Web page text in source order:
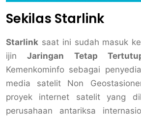
Sekilas Starlink
Starlink saat ini sudah masuk
ijinJaringan Tetap
Kemenkominfo sebagai
media satelit Non
proyek internet satelit yang
perusahaan antariksa